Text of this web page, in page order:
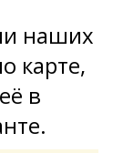
наших
карте,
в